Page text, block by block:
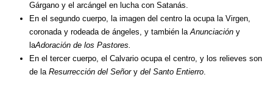
Gárgano y el arcángel en lucha con Satanás.
En el segundo cuerpo, la imagen del centro la ocupa la Virgen,
coronada y rodeada de ángeles, y también laAnunciacióny
laAdoración de los Pastores.
En el tercer cuerpo, el Calvario ocupa el centro, y los relieves son
de la Resurrección del Señory del Santo Entierro.